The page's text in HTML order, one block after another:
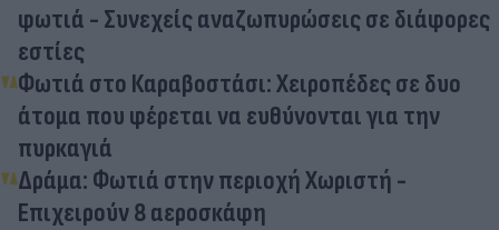
φωτιά - Συνεχείς αναζωπυρώσεις σε διάφορες
εστίες
Φωτιά στο Καραβοστάσι: Χειροπέδες σε δυο
άτομα που φέρεται να ευθύνονται για την
πυρκαγιά
Δράμα: Φωτιά στην περιοχή Χωριστή -
Επιχειρούν 8 αεροσκάφη